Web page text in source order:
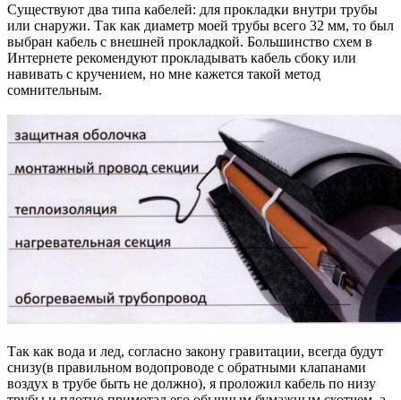
Существуют два типа кабелей: для прокладки внутри трубы
или снаружи. Так как диаметр моей трубы всего 32 мм, то был
выбран кабель с внешней прокладкой. Большинство схем в
Интернете рекомендуют прокладывать кабель сбоку или
навивать с кручением, но мне кажется такой метод
сомнительным.
Так как вода и лед, согласно закону гравитации, всегда будут
снизу(в правильном водопроводе с обратными клапанами
воздух в трубе быть не должно), я проложил кабель по низу